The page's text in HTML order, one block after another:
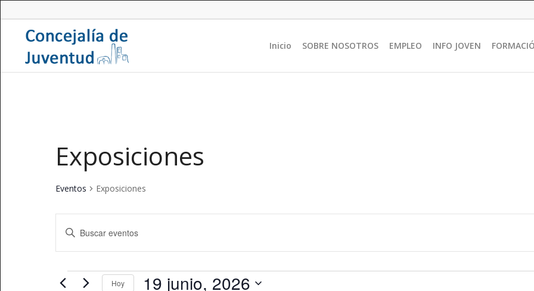
Inicio SOBRE NOSOTROS EMPLEO INFO JOVEN
Exposiciones
Eventos Exposiciones
Navegación
de
búsqueda
y
Introduce
clave.
Eventos
Hoy 19 junio, 2026